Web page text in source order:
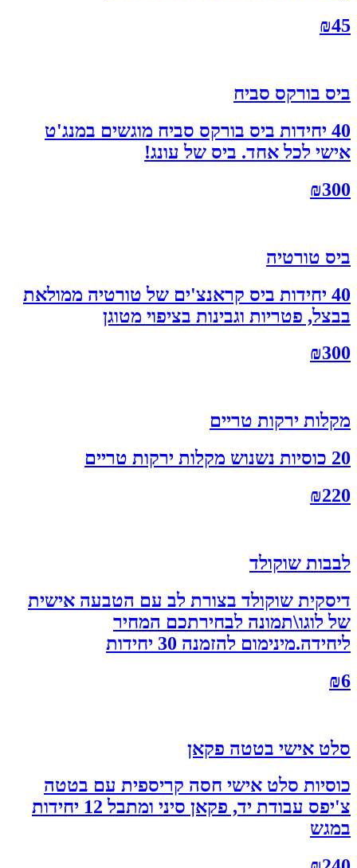
₪45
ביס בורקס סביח
40 יחידות ביס בורקס סביח מוגשים במנג'ט
אישי לכל אחד. ביס של עונג!
₪300
ביס טורטיה
40 יחידות ביס קראנצ'ים של טורטיה ממולאת
בבצל, פטריות וגבינות בציפוי מטוגן
₪300
מקלות ירקות טריים
20 כוסיות נשנוש מקלות ירקות טריים
₪220
לבבות שוקולד
דיסקית שוקולד בצורת לב עם הטבעה אישית
של לוגו\תמונה לבחירתכם המחיר
ליחידה.מינימום להזמנה 30 יחידות
₪6
סלט אישי בטטה פקאן
כוסיות סלט אישי חסה קריספית עם בטטה
צ'יפס עבודת יד, פקאן סיני ומתבל 12 יחידות
במגש